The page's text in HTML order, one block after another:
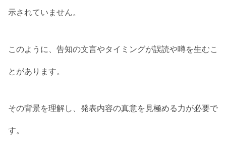
示されていません。
このように、告知の文言やタイミングが誤読や噂を生むこ
とがあります。
その背景を理解し、発表内容の真意を見極める力が必要で
す。